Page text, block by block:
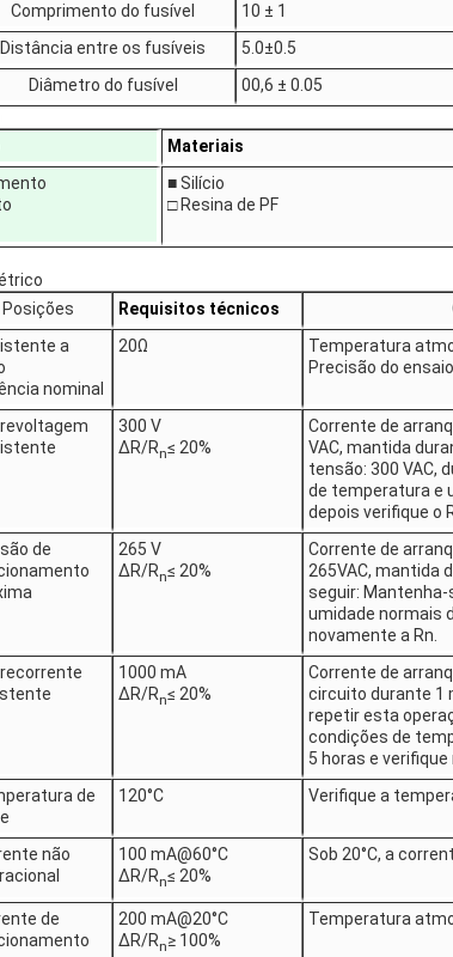
Comprimento do fusível
10 ± 1
Distância entre os fusíveis
5.0±0.5
Diâmetro do fusível
00,6 ± 0.05
Materiais
■ Silício
□ Resina de PF
Posições Requisitos técnicos
a
nominal
20Ω
Temperatura
Precisão do
300 V
ΔR/Rn≤ 20%
Corrente de
VAC, mantida
tensão: 300 VAC,
de temperatura e
depois verifique o
de
265 V
ΔR/Rn≤ 20%
Corrente de
265VAC, mantida
seguir:
umidade normais
novamente a Rn.
1000 mA
ΔR/Rn≤ 20%
Corrente de
circuito durante 1
repetir esta
condições de
5 horas e
de
120°C Verifique a
não
100 mA@60°C
ΔR/Rn≤ 20%
Sob 20°C, a
de
200 mA@20°C
ΔR/Rn≥ 100%
Temperatura